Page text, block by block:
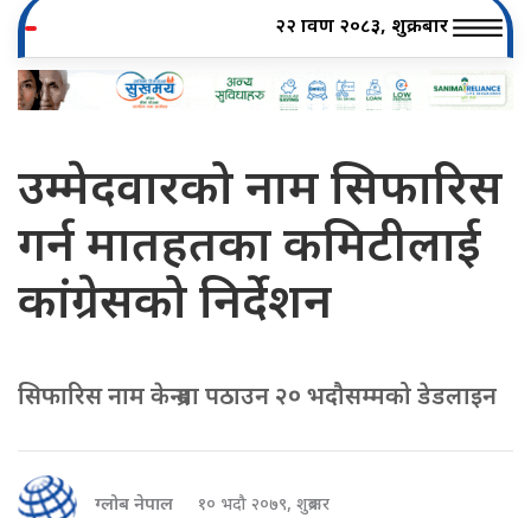
२२ श्रावण २०८३, शुक्रबार
उम्मेदवारको नाम सिफारिस
गर्न मातहतका कमिटीलाई
कांग्रेसको निर्देशन
सिफारिस नाम केन्द्रमा पठाउन २० भदौसम्मको डेडलाइन
ग्लोब नेपाल १० भदौ २०७९, शुक्रबार